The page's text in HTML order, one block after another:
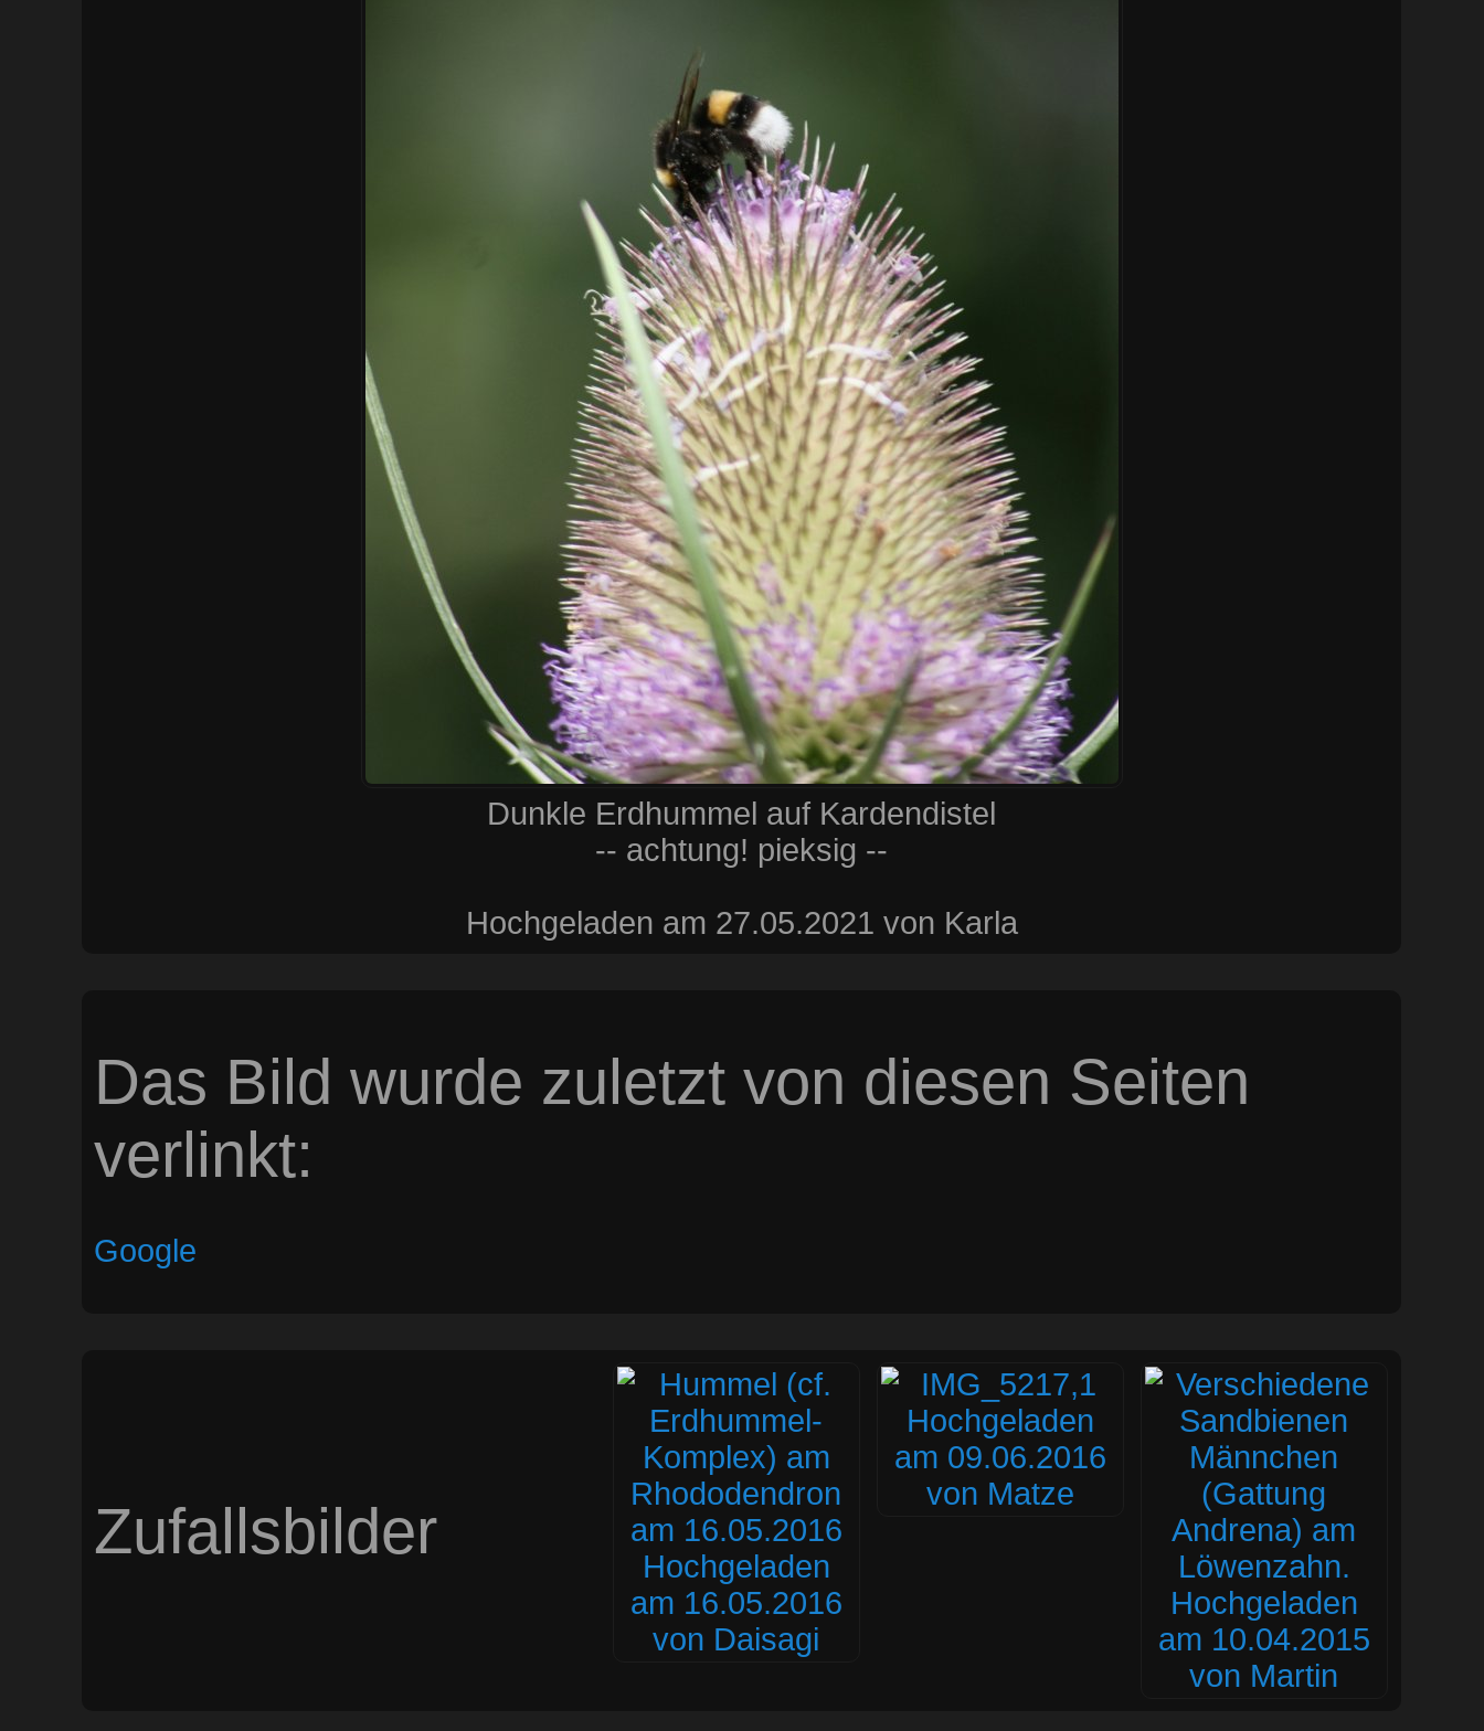
Dunkle Erdhummel auf Kardendistel
-- achtung! pieksig --
Hochgeladen am 27.05.2021 von Karla
Das Bild wurde zuletzt von diesen Seiten
verlinkt:
Google
Zufallsbilder